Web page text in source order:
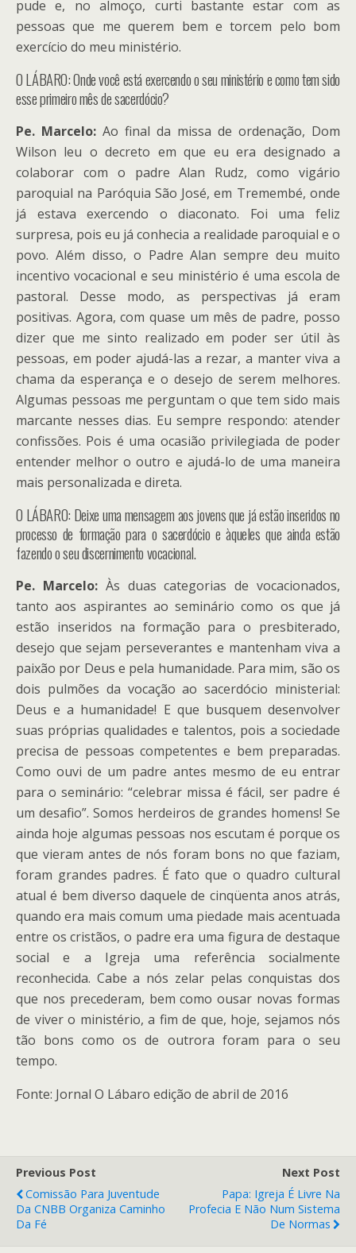
pude e, no almoço, curti bastante estar com as
pessoas que me querem bem e torcem pelo bom
exercício do meu ministério.
O LÁBARO: Onde você está exercendo o seu ministério e como tem sido
esse primeiro mês de sacerdócio?
Pe. Marcelo: Ao final da missa de ordenação, Dom
Wilson leu o decreto em que eu era designado a
colaborar com o padre Alan Rudz, como vigário
paroquial na Paróquia São José, em Tremembé, onde
já estava exercendo o diaconato. Foi uma feliz
surpresa, pois eu já conhecia a realidade paroquial e o
povo. Além disso, o Padre Alan sempre deu muito
incentivo vocacional e seu ministério é uma escola de
pastoral. Desse modo, as perspectivas já eram
positivas. Agora, com quase um mês de padre, posso
dizer que me sinto realizado em poder ser útil às
pessoas, em poder ajudá-las a rezar, a manter viva a
chama da esperança e o desejo de serem melhores.
Algumas pessoas me perguntam o que tem sido mais
marcante nesses dias. Eu sempre respondo: atender
confissões. Pois é uma ocasião privilegiada de poder
entender melhor o outro e ajudá-lo de uma maneira
mais personalizada e direta.
O LÁBARO: Deixe uma mensagem aos jovens que já estão inseridos no
processo de formação para o sacerdócio e àqueles que ainda estão
fazendo o seu discernimento vocacional.
Pe. Marcelo:Às duas categorias de vocacionados,
tanto aos aspirantes ao seminário como os que já
estão inseridos na formação para o presbiterado,
desejo que sejam perseverantes e mantenham viva a
paixão por Deus e pela humanidade. Para mim, são os
dois pulmões da vocação ao sacerdócio ministerial:
Deus e a humanidade! E que busquem desenvolver
suas próprias qualidades e talentos, pois a sociedade
precisa de pessoas competentes e bem preparadas.
Como ouvi de um padre antes mesmo de eu entrar
para o seminário: “celebrar missa é fácil, ser padre é
um desafio”. Somos herdeiros de grandes homens! Se
ainda hoje algumas pessoas nos escutam é porque os
que vieram antes de nós foram bons no que faziam,
foram grandes padres. É fato que o quadro cultural
atual é bem diverso daquele de cinqüenta anos atrás,
quando era mais comum uma piedade mais acentuada
entre os cristãos, o padre era uma figura de destaque
social e a Igreja uma referência socialmente
reconhecida. Cabe a nós zelar pelas conquistas dos
que nos precederam, bem como ousar novas formas
de viver o ministério, a fim de que, hoje, sejamos nós
tão bons como os de outrora foram para o seu
tempo.
Fonte: Jornal O Lábaro edição de abril de 2016
Previous Post
Comissão Para Juventude
Da CNBB Organiza Caminho
Da Fé
Next Post
Papa: Igreja É Livre Na
Profecia E Não Num Sistema
De Normas